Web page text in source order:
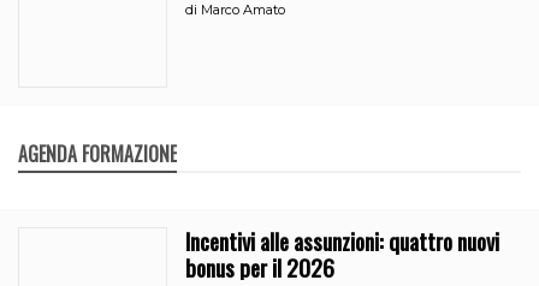
di Marco Amato
AGENDA FORMAZIONE
Incentivi alle assunzioni: quattro nuovi
bonus per il 2026